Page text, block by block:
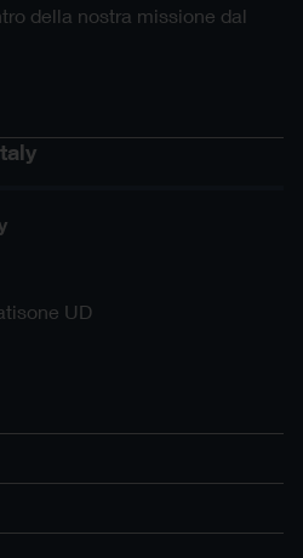
della nostra missione dal
UD